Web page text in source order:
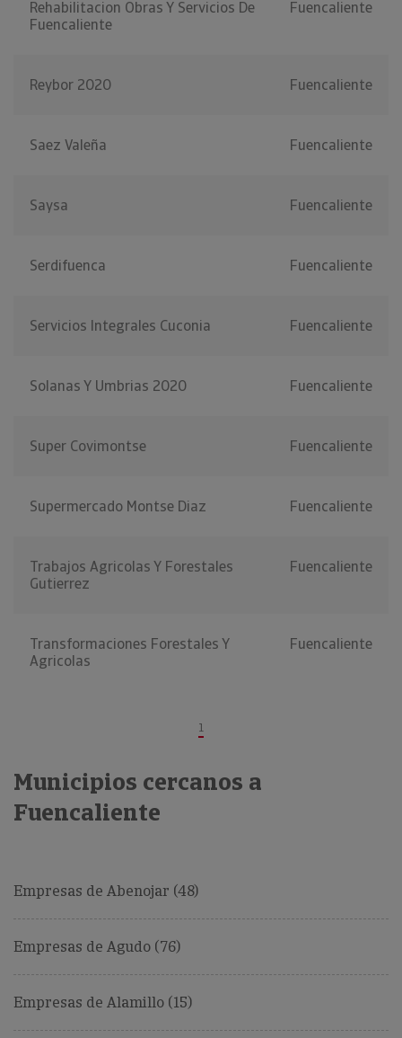
Rehabilitacion Obras Y Servicios De
Fuencaliente
Fuencaliente
Reybor 2020 Fuencaliente
Saez Valeña Fuencaliente
Saysa Fuencaliente
Serdifuenca Fuencaliente
Servicios Integrales Cuconia Fuencaliente
Solanas Y Umbrias 2020 Fuencaliente
Super Covimontse Fuencaliente
Supermercado Montse Diaz Fuencaliente
Trabajos Agricolas Y Forestales
Gutierrez
Fuencaliente
Transformaciones Forestales Y
Agricolas
Fuencaliente
1
Municipios cercanos a
Fuencaliente
Empresas de Abenojar (48)
Empresas de Agudo (76)
Empresas de Alamillo (15)